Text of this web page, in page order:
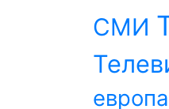
СМИ